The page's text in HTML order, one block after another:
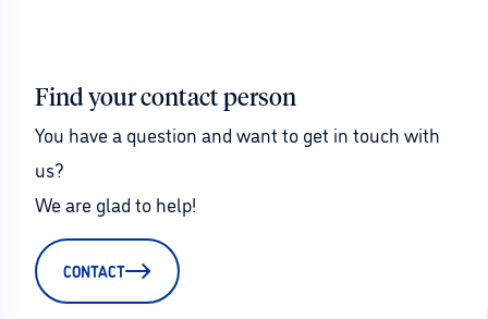
Find your contact person
You have a question and want to get in touch with
us?
We are glad to help!
CONTACT